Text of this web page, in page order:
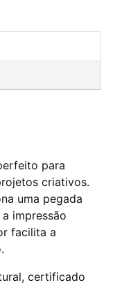
para
criativos.
uma pegada
impressão
facilita a
certificado